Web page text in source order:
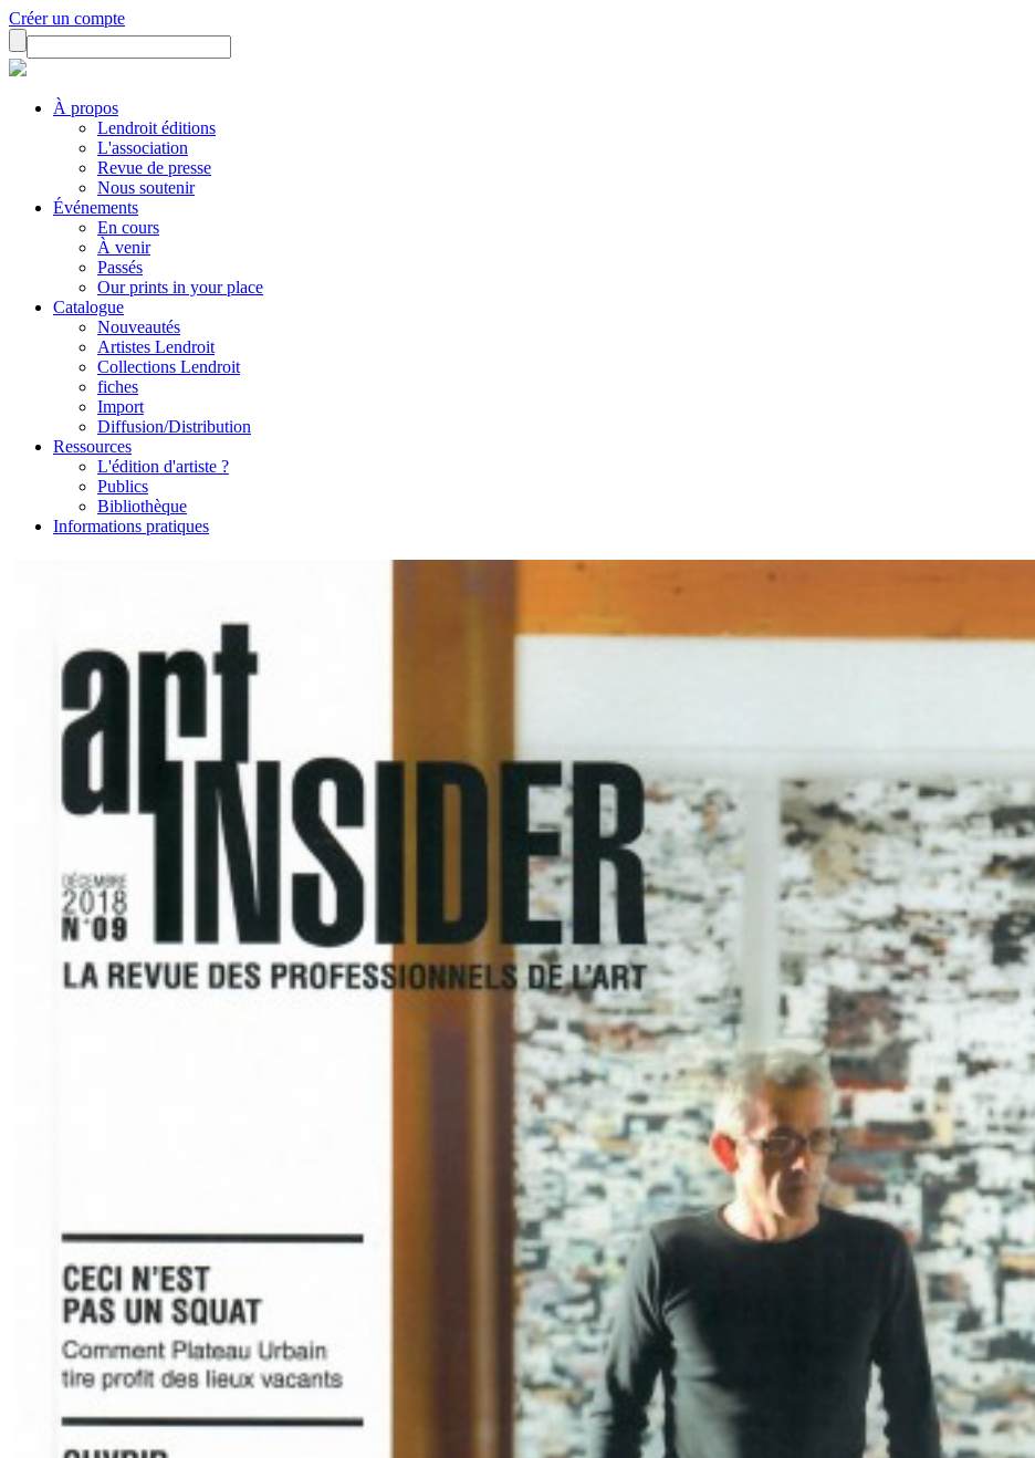
Créer un compte
À propos
Lendroit éditions
L'association
Revue de presse
Nous soutenir
Événements
En cours
À venir
Passés
Our prints in your place
Catalogue
Nouveautés
Artistes Lendroit
Collections Lendroit
fiches
Import
Diffusion/Distribution
Ressources
L'édition d'artiste ?
Publics
Bibliothèque
Informations pratiques